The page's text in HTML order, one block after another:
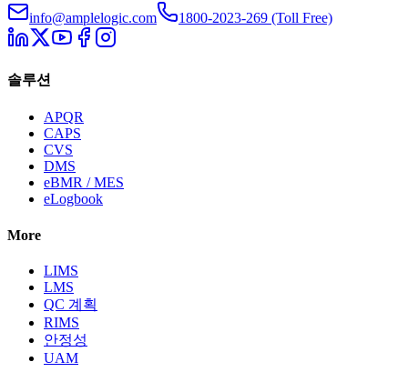
info@amplelogic.com 1800-2023-269 (Toll Free)
솔루션
APQR
CAPS
CVS
DMS
eBMR / MES
eLogbook
More
LIMS
LMS
QC 계획
RIMS
안정성
UAM